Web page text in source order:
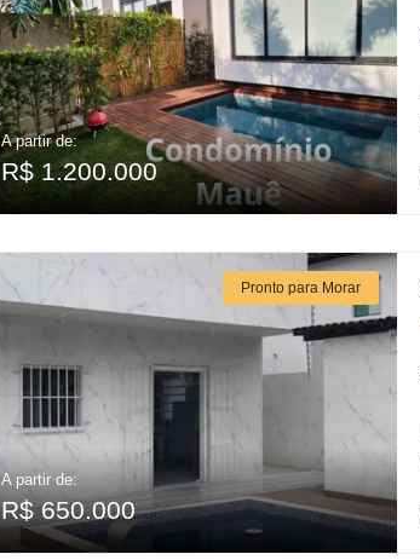
A partir de:
R$ 1.200.000
Pronto para Morar
A partir de:
R$ 650.000